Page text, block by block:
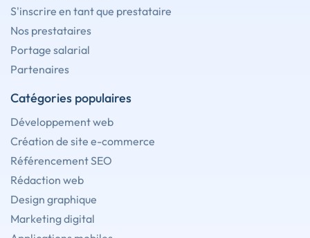
S'inscrire en tant que prestataire
Nos prestataires
Portage salarial
Partenaires
Catégories populaires
Développement web
Création de site e-commerce
Référencement SEO
Rédaction web
Design graphique
Marketing digital